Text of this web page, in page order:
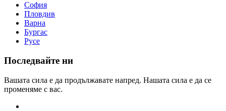
София
Пловдив
Варна
Бургас
Русе
Последвайте ни
Вашата сила е да продължавате напред. Нашата сила е да се
променяме с вас.